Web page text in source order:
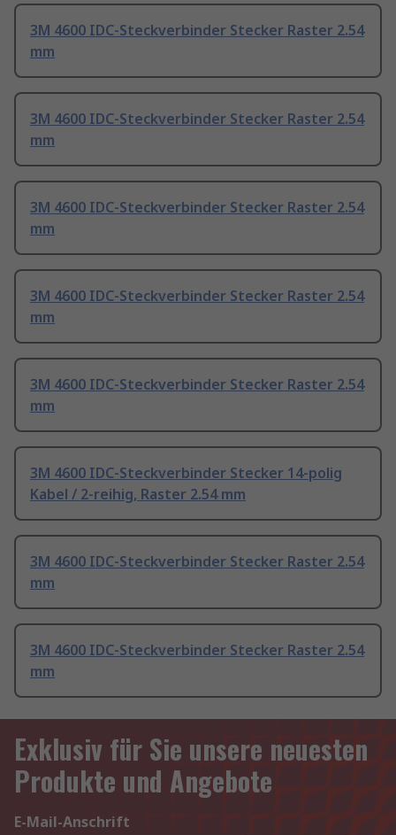
3M 4600 IDC-Steckverbinder Stecker Raster 2.54
mm
3M 4600 IDC-Steckverbinder Stecker Raster 2.54
mm
3M 4600 IDC-Steckverbinder Stecker Raster 2.54
mm
3M 4600 IDC-Steckverbinder Stecker Raster 2.54
mm
3M 4600 IDC-Steckverbinder Stecker Raster 2.54
mm
3M 4600 IDC-Steckverbinder Stecker 14-polig
Kabel / 2-reihig, Raster 2.54 mm
3M 4600 IDC-Steckverbinder Stecker Raster 2.54
mm
3M 4600 IDC-Steckverbinder Stecker Raster 2.54
mm
Exklusiv für Sie unsere neuesten
Produkte und Angebote
E-Mail-Anschrift